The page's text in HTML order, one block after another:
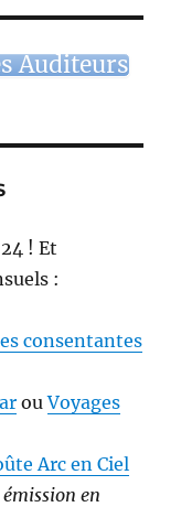
Auditeurs
! Et
:
consentantes
ouVoyages
Arc en Ciel
en